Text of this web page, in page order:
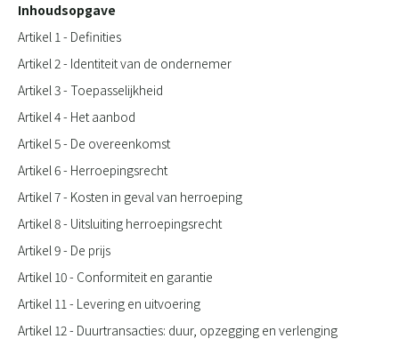
Inhoudsopgave
Artikel 1 - Definities
Artikel 2 - Identiteit van de ondernemer
Artikel 3 - Toepasselijkheid
Artikel 4 - Het aanbod
Artikel 5 - De overeenkomst
Artikel 6 - Herroepingsrecht
Artikel 7 - Kosten in geval van herroeping
Artikel 8 - Uitsluiting herroepingsrecht
Artikel 9 - De prijs
Artikel 10 - Conformiteit en garantie
Artikel 11 - Levering en uitvoering
Artikel 12 - Duurtransacties: duur, opzegging en verlenging